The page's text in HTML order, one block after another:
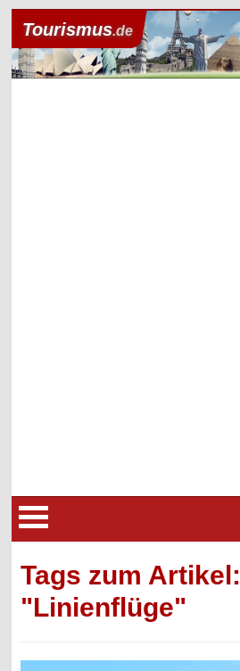
Tourismus.de
Tags zum Artikel:
"Linienflüge"